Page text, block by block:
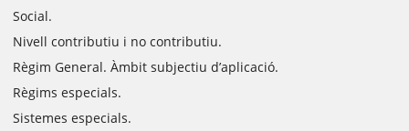
Social.
Nivell contributiu i no contributiu.
Règim General. Àmbit subjectiu d’aplicació.
Règims especials.
Sistemes especials.